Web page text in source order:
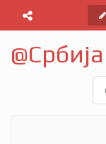
@Србија